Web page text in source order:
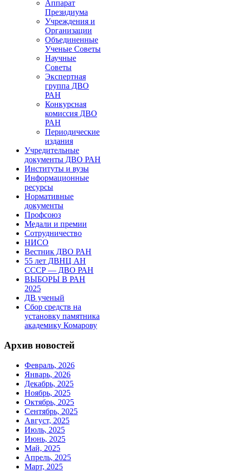
Аппарат
Президиума
Учреждения и
Организации
Объединенные
Ученые Советы
Научные
Советы
Экспертная
группа ДВО
РАН
Конкурсная
комиссия ДВО
РАН
Периодические
издания
Учредительные
документы ДВО РАН
Институты и вузы
Информационные
ресурсы
Нормативные
документы
Профсоюз
Медали и премии
Сотрудничество
НИСО
Вестник ДВО РАН
55 лет ДВНЦ АН
СССР — ДВО РАН
ВЫБОРЫ В РАН
2025
ДВ ученый
Сбор средств на
установку памятника
академику Комарову
Архив новостей
Февраль, 2026
Январь, 2026
Декабрь, 2025
Ноябрь, 2025
Октябрь, 2025
Сентябрь, 2025
Август, 2025
Июль, 2025
Июнь, 2025
Май, 2025
Апрель, 2025
Март, 2025